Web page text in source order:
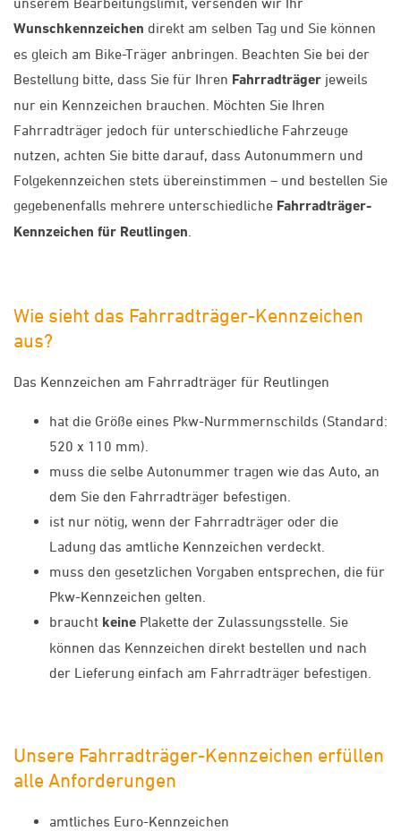
Wunschkennzeichen direkt am selben Tag und Sie können
es gleich am Bike-Träger anbringen. Beachten Sie bei der
Bestellung bitte, dass Sie für Ihren Fahrradträger jeweils
nur ein Kennzeichen brauchen. Möchten Sie Ihren
Fahrradträger jedoch für unterschiedliche Fahrzeuge
nutzen, achten Sie bitte darauf, dass Autonummern und
Folgekennzeichen stets übereinstimmen – und bestellen Sie
gegebenenfalls mehrere unterschiedliche Fahrradträger-
Kennzeichen für Reutlingen
Wie sieht das Fahrradträger-Kennzeichen
aus?
Das Kennzeichen am Fahrradträger für Reutlingen
hat die Größe eines Pkw-Nurmmernschilds (Standard:
520 x 110 mm).
muss die selbe Autonummer tragen wie das Auto, an
dem Sie den Fahrradträger befestigen.
ist nur nötig, wenn der Fahrradträger oder die
Ladung das amtliche Kennzeichen verdeckt.
muss den gesetzlichen Vorgaben entsprechen, die für
Pkw-Kennzeichen gelten.
braucht keine Plakette der Zulassungsstelle. Sie
können das Kennzeichen direkt bestellen und nach
der Lieferung einfach am Fahrradträger befestigen.
Unsere Fahrradträger-Kennzeichen erfüllen
alle Anforderungen
amtliches Euro-Kennzeichen